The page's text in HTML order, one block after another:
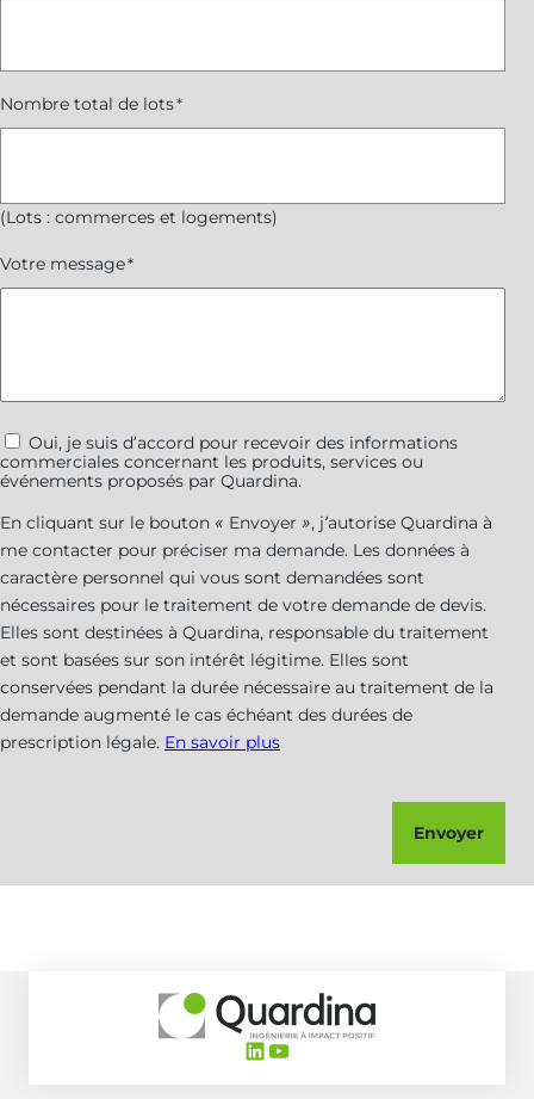
Nombre total de lots*
(Lots : commerces et logements)
Votre message*
C
o
m
u
n
i
c
a
t
i
o
m
Oui, je suis d’accord pour recevoir des informations
commerciales concernant les produits, services ou
événements proposés par Quardina.
En cliquant sur le bouton « Envoyer », j’autorise Quardina à
me contacter pour préciser ma demande. Les données à
caractère personnel qui vous sont demandées sont
nécessaires pour le traitement de votre demande de devis.
Elles sont destinées à Quardina, responsable du traitement
et sont basées sur son intérêt légitime. Elles sont
conservées pendant la durée nécessaire au traitement de la
demande augmenté le cas échéant des durées de
prescription légale. En savoir plus
Envoyer
LinkedIn
YouTube